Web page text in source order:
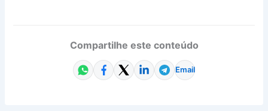
Compartilhe este conteúdo
Email